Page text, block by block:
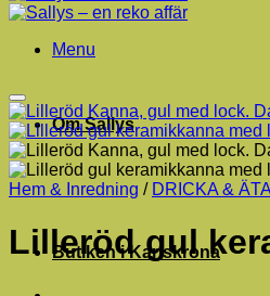
Menu
Om Sallys
Butiken i Karlskrona
Hem & Inredning / DRICKA & ÄTA
Lilleröd gul